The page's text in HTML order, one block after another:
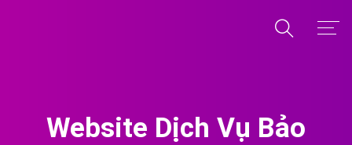
Website Dịch Vụ Bảo